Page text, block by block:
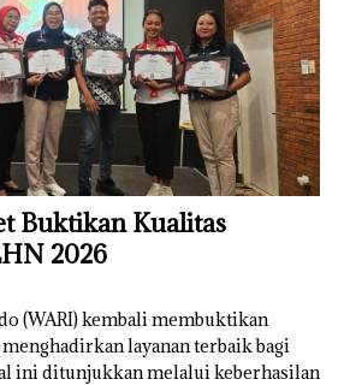
Buktikan Kualitas
2026
(WARI) kembali membuktikan
layanan terbaik bagi
ini ditunjukkan melalui keberhasilan